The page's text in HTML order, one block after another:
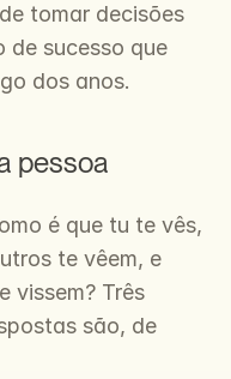
tomar decisões
de sucesso que
dos anos.
pessoa
é que tu te vês,
te vêem, e
vissem? Três
são, de